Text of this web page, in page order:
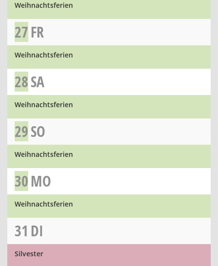
Weihnachtsferien
27FR
Weihnachtsferien
28SA
Weihnachtsferien
29SO
Weihnachtsferien
30MO
Weihnachtsferien
31 DI
Silvester